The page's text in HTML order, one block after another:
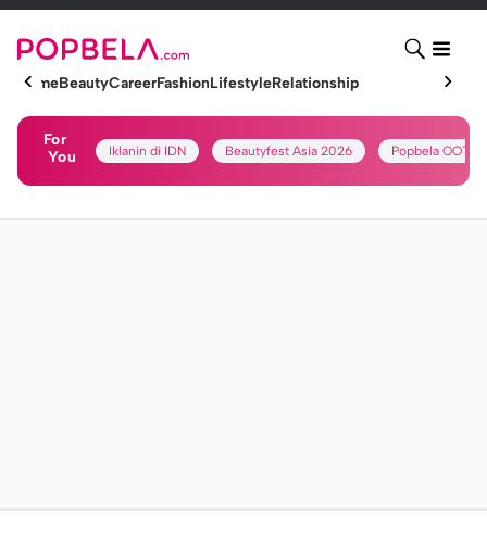
HomeBeautyCareerFashionLifestyleRelationship
For
You
Iklanin di IDN Beautyfest Asia 2026 Popbela OOTD